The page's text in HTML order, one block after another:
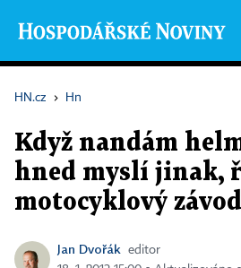
HN.cz › Hn
Když nandám
hned myslí jinak,
motocyklový
Jan Dvořák
editor